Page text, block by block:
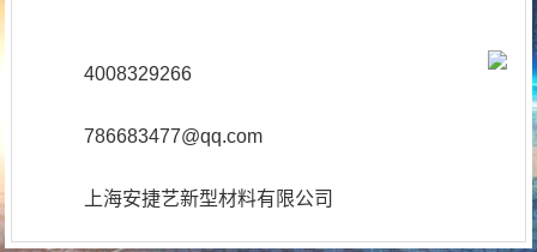
4008329266
786683477@qq.com
上海安捷艺新型材料有限公司